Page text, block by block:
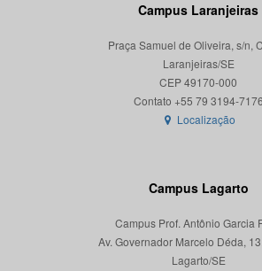
Campus Laranjeiras
Praça Samuel de Oliveira, s/n,
Laranjeiras/SE
CEP 49170-000
Localização
Campus Lagarto
Campus Prof. Antônio Garcia
Av. Governador Marcelo Déda,
Lagarto/SE